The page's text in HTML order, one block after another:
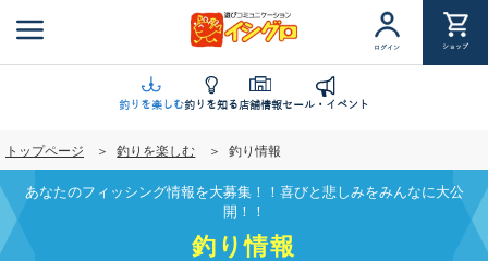
ン
に
移
動
ログイン ショップ
釣りを楽しむ釣りを知る店舗情報セール・イベント
トップページ 釣りを楽しむ 釣り情報
あなたのフィッシング情報を大募集！！喜びと悲しみをみんなに大公
開！！
釣り情報